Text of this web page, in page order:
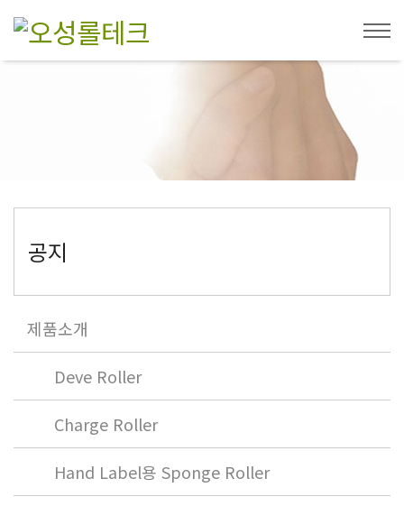
공지
제품소개
Deve Roller
Charge Roller
Hand Label용 Sponge Roller